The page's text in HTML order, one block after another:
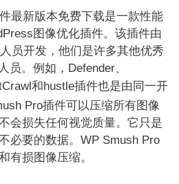
新版本免费下载是一款性能
图像优化插件。该插件由
员开发，他们是许多其他优秀
员。例如，Defender、
和hustle插件也是由同一开
Pro插件可以压缩所有图像
会损失任何视觉质量。它只是
必要的数据。WP Smush Pro
有损图像压缩。